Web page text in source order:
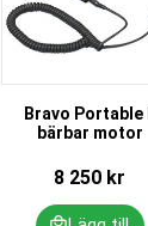
Bravo Portable II
bärbar motor
8 250 kr